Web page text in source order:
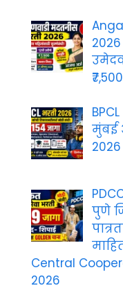
2026
मुंबई
पुणे
Central
2026